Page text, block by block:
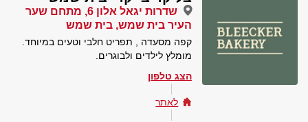
שדרות יגאל אלון 6, מתחם שער
העיר בית שמש, בית שמש
קפה מסעדה , תפריט חלבי וטעים במיוחד.
מומלץ לילדים ולבוגרים.
הצג טלפון
לאתר